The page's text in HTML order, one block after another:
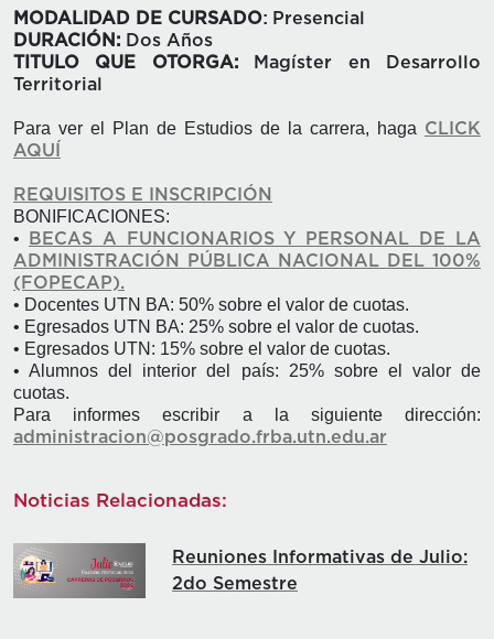
MODALIDAD DE CURSADO: Presencial
DURACIÓN : Dos Años
TITULO QUE OTORGA:
Magíster en Desarrollo
Territorial
Para ver el Plan de Estudios de la carrera, haga CLICK
AQUÍ
REQUISITOS E INSCRIPCIÓN
BONIFICACIONES:
•
BECAS A FUNCIONARIOS Y PERSONAL DE LA
ADMINISTRACIÓN PÚBLICA NACIONAL DEL 100%
(FOPECAP).
• Docentes UTN BA: 50% sobre el valor de cuotas.
• Egresados UTN BA: 25% sobre el valor de cuotas.
• Egresados UTN: 15% sobre el valor de cuotas.
• Alumnos del interior del país: 25% sobre el valor de
cuotas.
Para informes escribir a la siguiente dirección:
administracion@posgrado.frba.utn.edu.ar
Noticias Relacionadas:
Reuniones Informativas de Julio:
2do Semestre